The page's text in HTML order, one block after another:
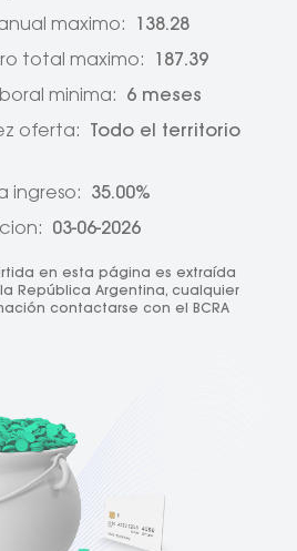
maximo:
138.28
total maximo:
187.39
minima:
6 meses
oferta:
Todo el territorio
ingreso:
35.00%
03-06-2026
en esta página es extraída
República Argentina, cualquier
contactarse con el BCRA